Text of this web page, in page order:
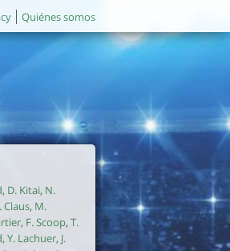
Quiénes somos
, D. Kitai, N.
Claus, M.
, F. Scoop, T.
, Y. Lachuer, J.